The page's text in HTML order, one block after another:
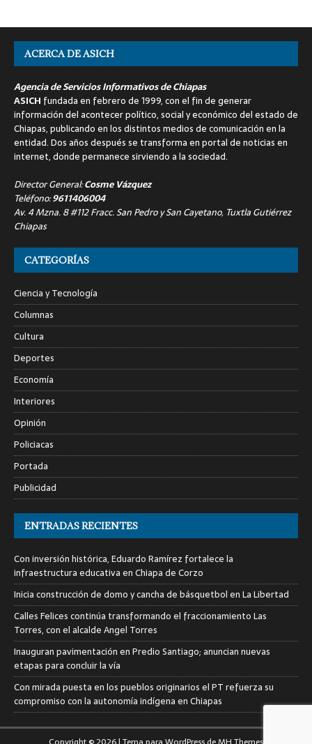
ACERCA DE ASICH
Agencia de Servicios Informativos de Chiapas
ASICH fundada en febrero de 1999, con el fin de generar
información del acontecer político, social y económico del estado de
Chiapas, publicando en los distintos medios de comunicación en la
entidad. Dos años después se transforma en portal de noticias en
internet, donde permanece sirviendo a la sociedad.
Director General:Cosme Vázquez
Teléfono:9611406004
Av. 4 Mzna. 8 #112 Fracc. San Pedro y San Cayetano, Tuxtla Gutiérrez
Chiapas
CATEGORÍAS
Ciencia y Tecnología
Columnas
Cultura
Deportes
Economía
Interiores
Opinión
Policiacas
Portada
Publicidad
ENTRADAS RECIENTES
Con inversión histórica, Eduardo Ramírez fortalece la
infraestructura educativa en Chiapa de Corzo
Inicia construcción de domo y cancha de básquetbol en La Libertad
Calles Felices continúa transformando el fraccionamiento Las
Torres, con el alcalde Angel Torres
Inauguran pavimentación en Predio Santiago; anuncian nuevas
etapas para concluir la vía
Con mirada puesta en los pueblos originarios el PT refuerza su
compromiso con la autonomía indígena en Chiapas